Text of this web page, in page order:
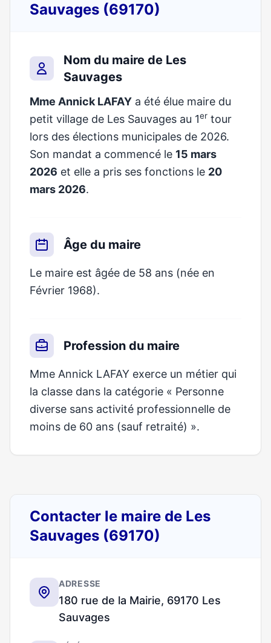
Sauvages (69170)
Nom du maire de Les
Sauvages
Mme Annick LAFAY a été élue maire du
petit village de Les Sauvages au 1er tour
lors des élections municipales de 2026.
Son mandat a commencé le 15 mars
2026 et elle a pris ses fonctions le 20
mars 2026.
Âge du maire
Le maire est âgée de 58 ans (née en
Février 1968).
Profession du maire
Mme Annick LAFAY exerce un métier qui
la classe dans la catégorie « Personne
diverse sans activité professionnelle de
moins de 60 ans (sauf retraité) ».
Contacter le maire de Les
Sauvages (69170)
ADRESSE
180 rue de la Mairie, 69170 Les
Sauvages